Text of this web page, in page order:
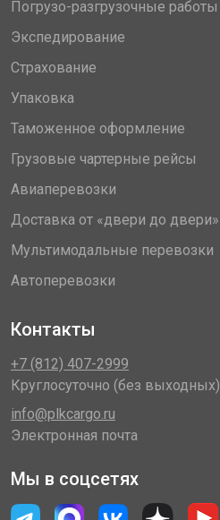
Погрузо-разгрузочные работы
Экспедирование
Страхование
Упаковка
Таможенное оформление
Грузовые чартерные рейсы
Авиаперевозки
Доставка от «двери до двери»
Мультимодальные перевозки
Автоперевозки
Контакты
+7 (812) 407-2999
Круглосуточно (без выходных)
info@plkcargo.ru
Электронная почта
Мы в соцсетях